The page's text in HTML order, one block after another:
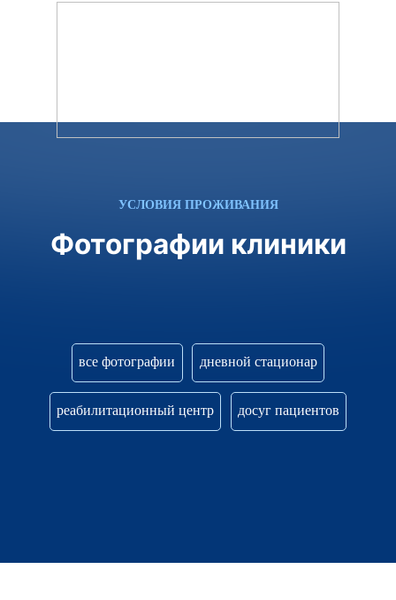
УСЛОВИЯ ПРОЖИВАНИЯ
Фотографии клиники
все фотографии дневной стационар
реабилитационный центр досуг пациентов